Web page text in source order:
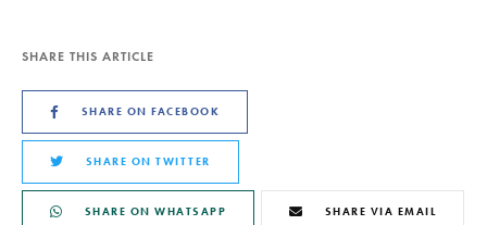
SHARE THIS ARTICLE
SHARE ON FACEBOOK
SHARE ON TWITTER
SHARE ON WHATSAPP SHARE VIA EMAIL